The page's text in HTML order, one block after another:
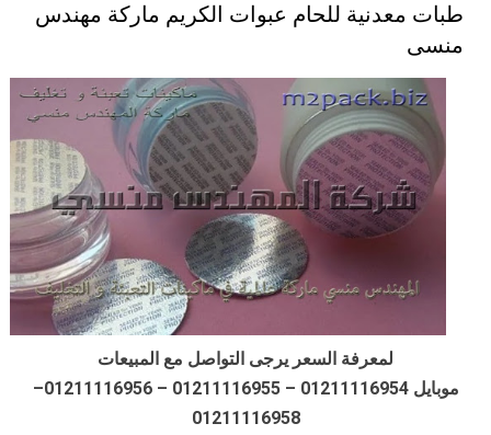
طبات معدنية للحام عبوات الكريم ماركة مهندس
منسى
لمعرفة السعر يرجى التواصل مع المبيعات
موبايل 01211116954 – 01211116955 – 01211116956–
01211116958